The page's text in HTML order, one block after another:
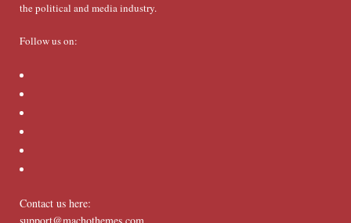
the political and media industry.
Follow us on:
Contact us here: